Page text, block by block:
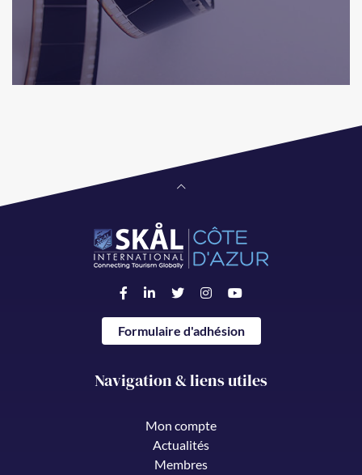
Formulaire d'adhésion
Navigation & liens utiles
Mon compte
Actualités
Membres